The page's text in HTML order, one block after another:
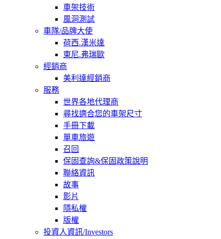
車架技術
風洞測試
車隊/品牌大使
荷西.漢米達
東尼.弗瑞歐
經銷商
美利達經銷商
服務
世界各地代理商
尋找適合您的車架尺寸
手冊下載
單車旅遊
召回
保固查詢&保固政策說明
聯絡資訊
故事
影片
隱私權
版權
投資人資訊/Investors